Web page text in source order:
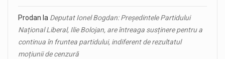
Prodan la Deputat Ionel Bogdan: Președintele Partidului
Național Liberal, Ilie Bolojan, are întreaga susținere pentru a
continua în fruntea partidului, indiferent de rezultatul
moțiunii de cenzură